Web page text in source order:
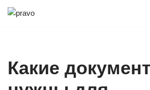
Какие